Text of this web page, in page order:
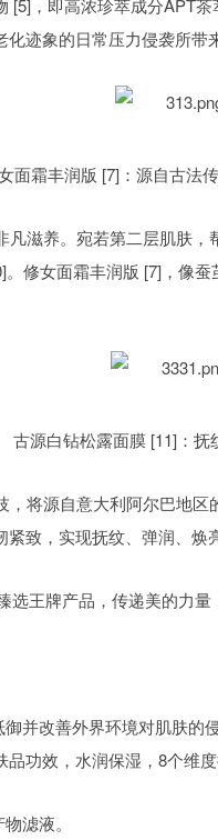
[5]，即高浓珍萃成分APT
迹象的日常压力侵袭所带
面霜丰润版 [7]：源自古法
凡滋养。宛若第二层肌肤
。修女面霜丰润版 [7]，像
古源白钻松露面膜 [11]：抚
将源自意大利阿尔巴地区
致，实现抚纹、弹润、焕
王牌产品，传递美的力量
并改善外界环境对肌肤的
功效，水润保湿，8个维度
滤液。